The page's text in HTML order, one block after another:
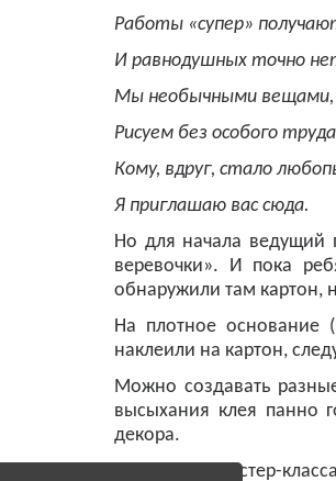
Работы «супер»
И равнодушных точно
Мы необычными вещами,
Рисуем без особого
Кому, вдруг, стало
Я приглашаю вас сюда.
Но для начала ведущий
веревочки». И пока
обнаружили там картон,
На плотное основание
наклеили на картон,
Можно создавать
высыхания клея панно
декора.
В процессе мастер-